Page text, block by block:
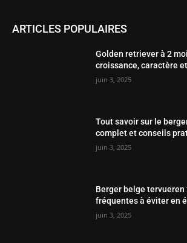
ARTICLES POPULAIRES
Golden retriever à 2
croissance, caractère
juin 3, 2025
Tout savoir sur le
complet et conseils
juin 3, 2025
Berger belge tervueren
fréquentes à éviter en
juin 3, 2025